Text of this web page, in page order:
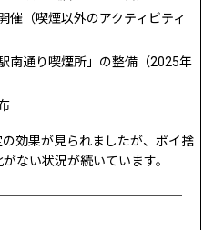
催（喫煙以外のアクティビティ
南通り喫煙所」の整備（2025年
効果が見られましたが、ポイ捨
ない状況が続いています。